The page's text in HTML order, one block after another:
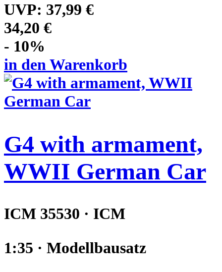
UVP: 37,99 €
34,20 €
- 10%
in den Warenkorb
G4 with armament,
WWII German Car
ICM 35530 · ICM
1:35 · Modellbausatz